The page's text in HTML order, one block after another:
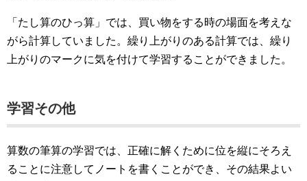
「たし算のひっ算」では、買い物をする時の場面を考えな
がら計算していました。繰り上がりのある計算では、繰り
上がりのマークに気を付けて学習することができました。
学習その他
算数の筆算の学習では、正確に解くために位を縦にそろえ
ることに注意してノートを書くことができ、その結果よい